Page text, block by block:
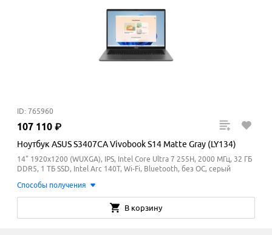
ID: 765960
107 110 ₽
Ноутбук ASUS S3407CA Vivobook S14 Matte Gray (LY134)
14" 1920x1200 (WUXGA), IPS, Intel Core Ultra 7 255H, 2000 МГц, 32 ГБ
DDR5, 1 ТБ SSD, Intel Arc 140T, Wi-Fi, Bluetooth, без ОС, серый
Способы получения
В корзину